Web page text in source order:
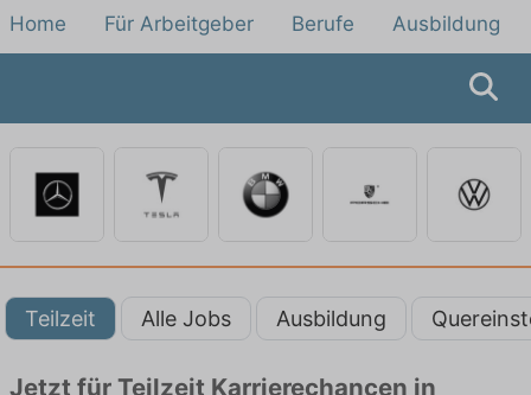
Home Für Arbeitgeber Berufe Ausbildung
Teilzeit Alle Jobs Ausbildung
Jetzt für Teilzeit Karrierechancen in